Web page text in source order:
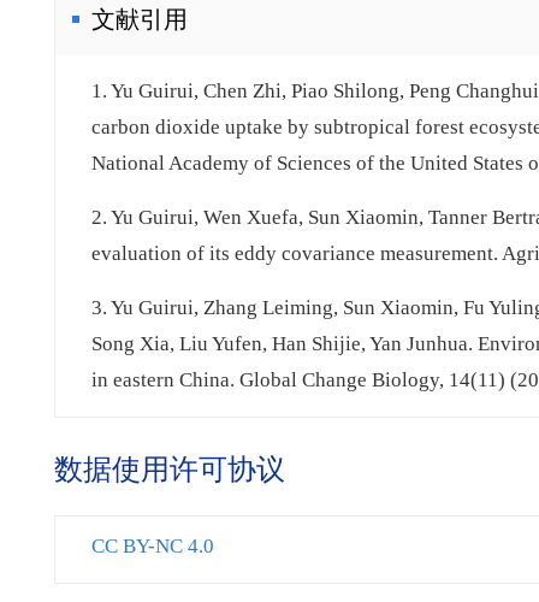
文献引用
1. Yu Guirui, Chen Zhi, Piao Shilong, Peng
carbon dioxide uptake by subtropical forest
National Academy of Sciences of the United States
2. Yu Guirui, Wen Xuefa, Sun Xiaomin, Tanner
evaluation of its eddy covariance measurement.
3. Yu Guirui, Zhang Leiming, Sun Xiaomin, Fu
Song Xia, Liu Yufen, Han Shijie, Yan Junhua.
in eastern China. Global Change Biology, 14(11)
数据使用许可协议
CC BY-NC 4.0